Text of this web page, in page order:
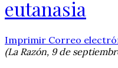
eutanasia
Imprimir Correo
(La Razón, 9 de